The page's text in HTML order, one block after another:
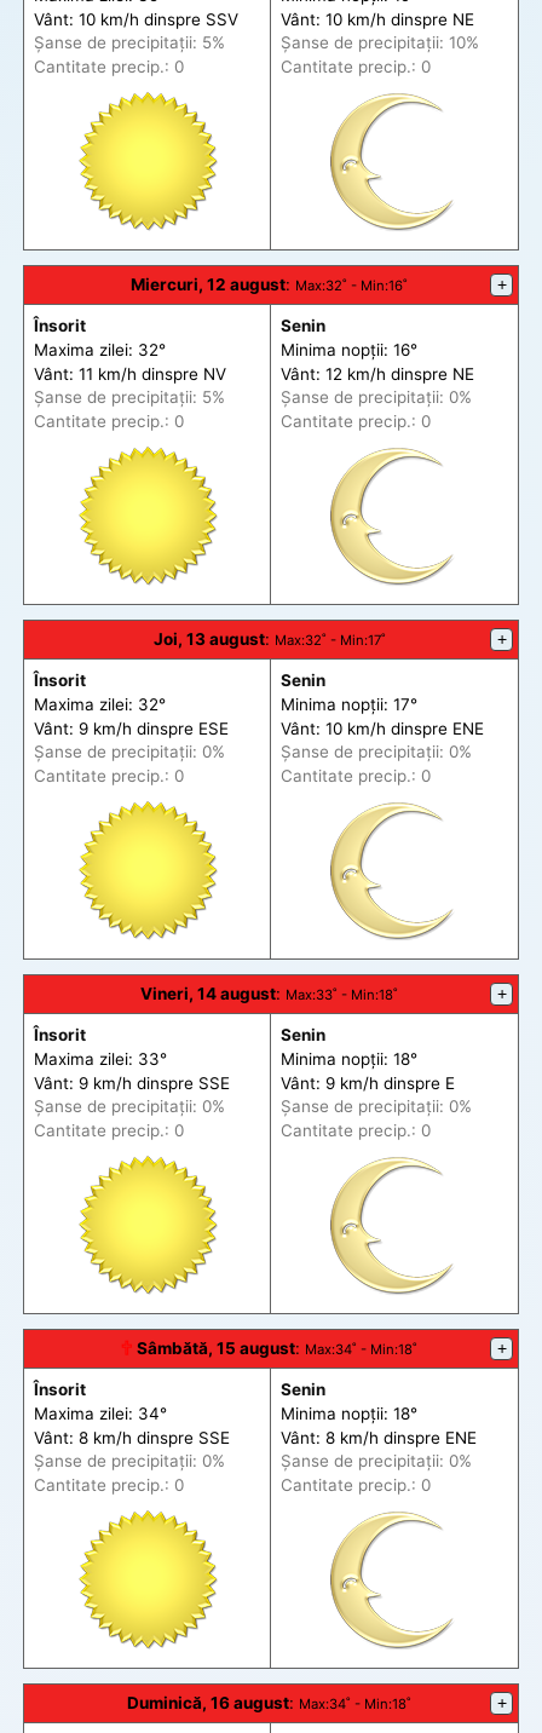
Vânt: 10 km/h dinspre SSV
Șanse de precipitații: 5%
Cantitate precip.: 0
Vânt: 10 km/h dinspre NE
Șanse de precipitații: 10%
Cantitate precip.: 0
Miercuri, 12 august: Max:32˚ - Min:16˚ +
Însorit
Maxima zilei: 32°
Vânt: 11 km/h dinspre NV
Șanse de precipitații: 5%
Cantitate precip.: 0
Senin
Minima nopții: 16°
Vânt: 12 km/h dinspre NE
Șanse de precipitații: 0%
Cantitate precip.: 0
Joi, 13 august: Max:32˚ - Min:17˚ +
Însorit
Maxima zilei: 32°
Vânt: 9 km/h dinspre ESE
Șanse de precipitații: 0%
Cantitate precip.: 0
Senin
Minima nopții: 17°
Vânt: 10 km/h dinspre ENE
Șanse de precipitații: 0%
Cantitate precip.: 0
Vineri, 14 august: Max:33˚ - Min:18˚ +
Însorit
Maxima zilei: 33°
Vânt: 9 km/h dinspre SSE
Șanse de precipitații: 0%
Cantitate precip.: 0
Senin
Minima nopții: 18°
Vânt: 9 km/h dinspre E
Șanse de precipitații: 0%
Cantitate precip.: 0
🕆 Sâmbătă, 15 august: Max:34˚ - Min:18˚ +
Însorit
Maxima zilei: 34°
Vânt: 8 km/h dinspre SSE
Șanse de precipitații: 0%
Cantitate precip.: 0
Senin
Minima nopții: 18°
Vânt: 8 km/h dinspre ENE
Șanse de precipitații: 0%
Cantitate precip.: 0
Duminică, 16 august: Max:34˚ - Min:18˚ +